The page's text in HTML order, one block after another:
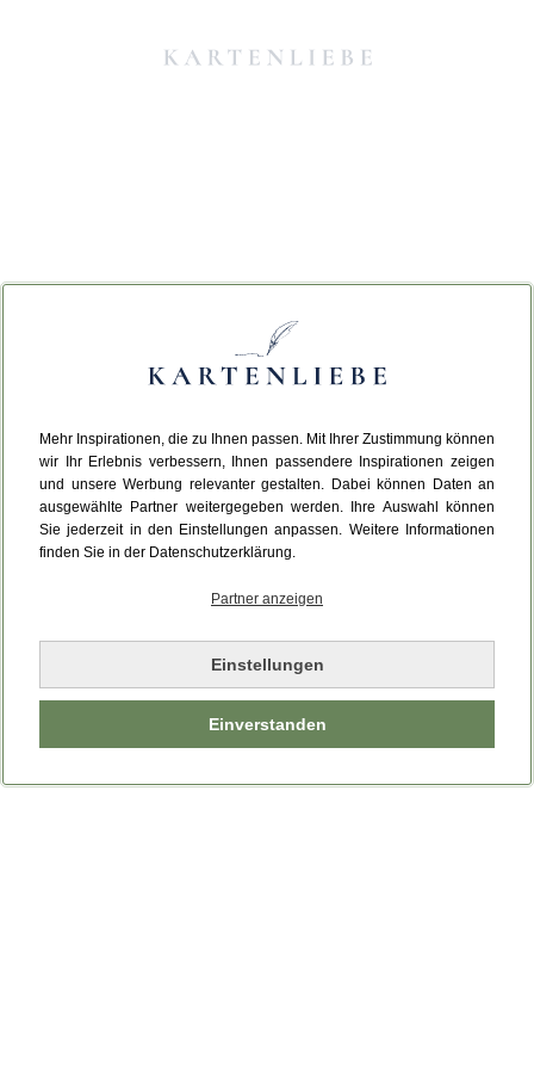
Mehr Inspirationen, die zu Ihnen passen. Mit Ihrer Zustimmung können
wir Ihr Erlebnis verbessern, Ihnen passendere Inspirationen zeigen
und unsere Werbung relevanter gestalten. Dabei können Daten an
ausgewählte Partner weitergegeben werden. Ihre Auswahl können
Sie jederzeit in den Einstellungen anpassen. Weitere Informationen
finden Sie in der Datenschutzerklärung.
Partner anzeigen
Einstellungen
Einverstanden
Da ist etwas schiefgelaufen.
Leider ist ein technischer Fehler aufgetreten.
Bitte laden Sie die Seite neu.